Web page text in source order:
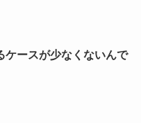
ケースが少なくないんで